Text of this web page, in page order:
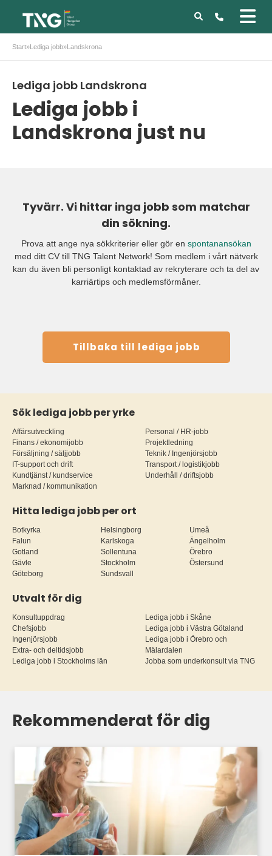
Start»Lediga jobb»Landskrona
Lediga jobb Landskrona
Lediga jobb i
Landskrona just nu
Tyvärr. Vi hittar inga jobb som matchar
din sökning.
Prova att ange nya sökkriterier eller gör en spontanansökan
med ditt CV till TNG Talent Network! Som medlem i vårt nätverk
kan du även bli personligt kontaktad av rekryterare och ta del av
karriärtips och medlemsförmåner.
Tillbaka till lediga jobb
Sök lediga jobb per yrke
Affärsutveckling
Finans / ekonomijobb
Försäljning / säljjobb
IT-support och drift
Kundtjänst / kundservice
Marknad / kommunikation
Personal / HR-jobb
Projektledning
Teknik / Ingenjörsjobb
Transport / logistikjobb
Underhåll / driftsjobb
Hitta lediga jobb per ort
Botkyrka
Falun
Gotland
Gävle
Göteborg
Helsingborg
Karlskoga
Sollentuna
Stockholm
Sundsvall
Umeå
Ängelholm
Örebro
Östersund
Utvalt för dig
Konsultuppdrag
Chefsjobb
Ingenjörsjobb
Extra- och deltidsjobb
Lediga jobb i Stockholms län
Lediga jobb i Skåne
Lediga jobb i Västra Götaland
Lediga jobb i Örebro och
Mälardalen
Jobba som underkonsult via TNG
Rekommenderat för dig